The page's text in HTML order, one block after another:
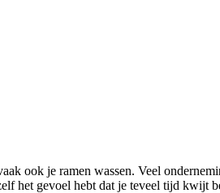
ook je ramen wassen. Veel
het gevoel hebt dat je teveel tijd kwijt